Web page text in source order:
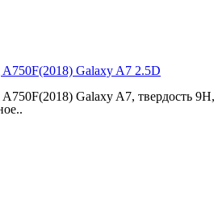
A750F(2018) Galaxy A7 2.5D
Galaxy A7, твердость 9H,